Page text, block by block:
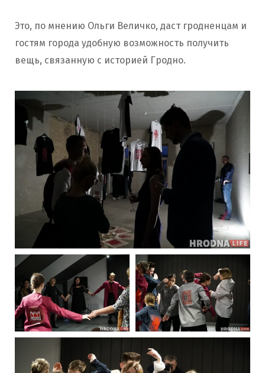
Это, по мнению Ольги Величко, даст гродненцам и
гостям города удобную возможность получить
вещь, связанную с историей Гродно.